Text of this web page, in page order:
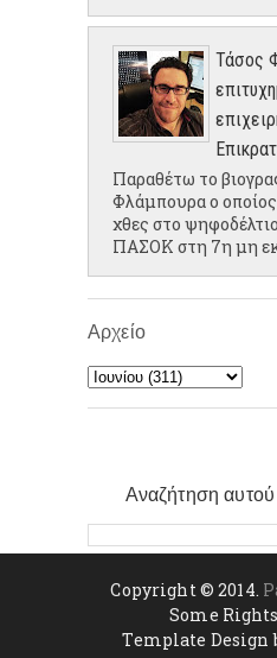
Τάσος
Παραθέτω το
Φλάμπουρα ο
χθες στο
ΠΑΣΟΚ στη 7η μη
Αρχείο
Αναζήτηση αυτού
Copyright © 2014.
Some
Template Design